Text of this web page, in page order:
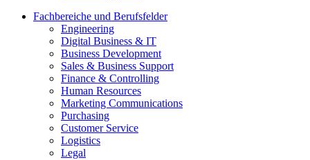
Fachbereiche und Berufsfelder
Engineering
Digital Business & IT
Business Development
Sales & Business Support
Finance & Controlling
Human Resources
Marketing Communications
Purchasing
Customer Service
Logistics
Legal